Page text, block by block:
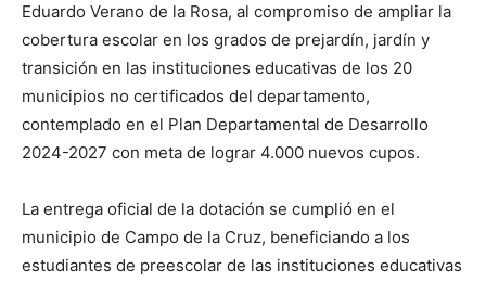
Eduardo Verano de la Rosa, al compromiso de ampliar la
cobertura escolar en los grados de prejardín, jardín y
transición en las instituciones educativas de los 20
municipios no certificados del departamento,
contemplado en el Plan Departamental de Desarrollo
2024-2027 con meta de lograr 4.000 nuevos cupos.
La entrega oficial de la dotación se cumplió en el
municipio de Campo de la Cruz, beneficiando a los
estudiantes de preescolar de las instituciones educativas